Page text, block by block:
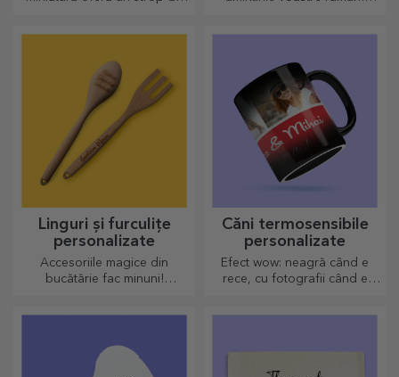
Linguri și furculițe
personalizate
Accesoriile magice din
bucătărie fac minuni!
Căni termosensibile
personalizate
Efect wow: neagră când e
rece, cu fotografii când e